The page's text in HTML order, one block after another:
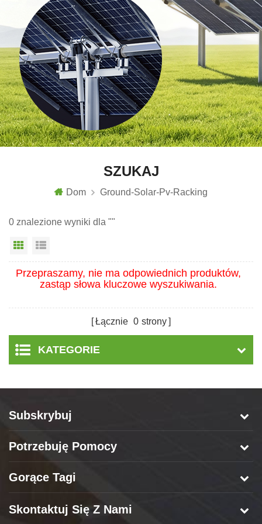
SZUKAJ
Dom Ground-Solar-Pv-Racking
0 znalezione wyniki dla ""
Widok siatki
Przepraszamy, nie ma odpowiednich produktów,
zastąp słowa kluczowe wyszukiwania.
Łącznie 0 strony
KATEGORIE
Subskrybuj
Potrzebuję Pomocy
Gorące Tagi
Skontaktuj Się Z Nami